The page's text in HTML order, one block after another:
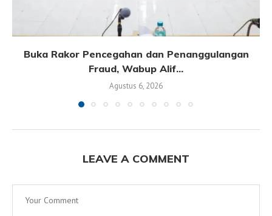
Buka Rakor Pencegahan dan Penanggulangan
Fraud, Wabup Alif...
Agustus 6, 2026
LEAVE A COMMENT